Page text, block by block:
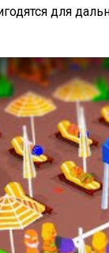
для